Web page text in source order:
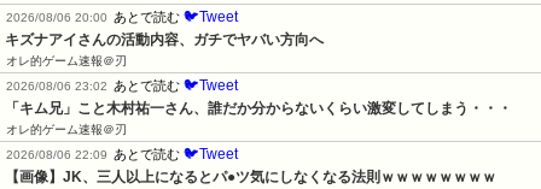
2026/08/06 20:00
あとで読む 🐦Tweet
キズナアイさんの活動内容、ガチでヤバい方向へ
オレ的ゲーム速報＠刃
2026/08/06 23:02
あとで読む 🐦Tweet
「キム兄」こと木村祐一さん、誰だか分からないくらい激変してしまう・・・
オレ的ゲーム速報＠刃
2026/08/06 22:09
あとで読む 🐦Tweet
【画像】JK、三人以上になるとパ●ツ気にしなくなる法則ｗｗｗｗｗｗｗｗ